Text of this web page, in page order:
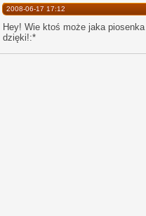
2008-06-17 17:12
Hey! Wie ktoś może jaka
dzięki!:*